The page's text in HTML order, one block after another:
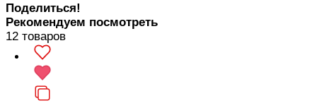
Поделиться!
Рекомендуем посмотреть
12 товаров